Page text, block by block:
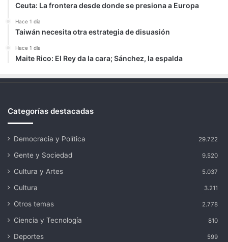
Ceuta: La frontera desde donde se presiona a Europa
Hace 1 día
Taiwán necesita otra estrategia de disuasión
Hace 1 día
Maite Rico: El Rey da la cara; Sánchez, la espalda
Categorías destacadas
Democracia y Política 29.722
Gente y Sociedad 9.520
Cultura y Artes 5.037
Cultura 3.211
Otros temas 2.778
Ciencia y Tecnología 810
Deportes 599